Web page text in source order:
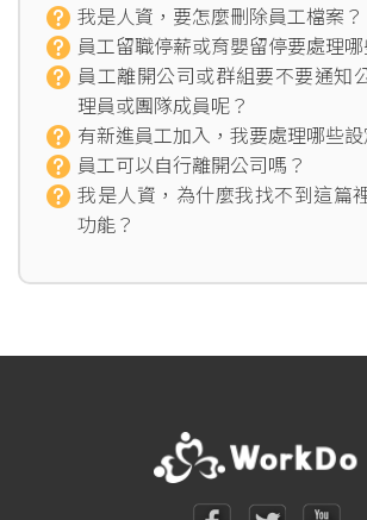
我是人資，要怎麼刪除員工檔案？
員工留職停薪或育嬰留停要處理哪
員工離開公司或群組要不要通知
理員或團隊成員呢？
有新進員工加入，我要處理哪些設
員工可以自行離開公司嗎？
我是人資，為什麼我找不到這篇
功能？